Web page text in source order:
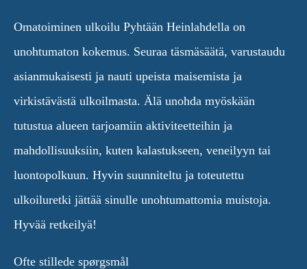
Omatoiminen ulkoilu Pyhtään Heinlahdella on
unohtumaton kokemus. Seuraa täsmäsäätä, varustaudu
asianmukaisesti ja nauti upeista maisemista ja
virkistävästä ulkoilmasta. Älä unohda myöskään
tutustua alueen tarjoamiin aktiviteetteihin ja
mahdollisuuksiin, kuten kalastukseen, veneilyyn tai
luontopolkuun. Hyvin suunniteltu ja toteutettu
ulkoiluretki jättää sinulle unohtumattomia muistoja.
Hyvää retkeilyä!
Ofte stillede spørgsmål